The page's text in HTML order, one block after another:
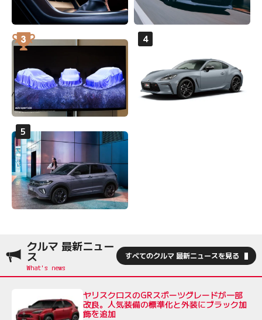
クルマ 最新ニュー
ス すべてのクルマ 最新ニュースを見る
ヤリスクロスのGRスポーツグレードが一部
改良。人気装備の標準化と外装にブラック加
飾を追加